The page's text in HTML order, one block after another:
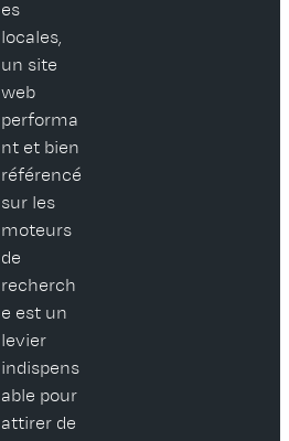
es
locales,
un site
web
performa
nt et bien
référencé
sur les
moteurs
de
recherch
e est un
levier
indispens
able pour
attirer de